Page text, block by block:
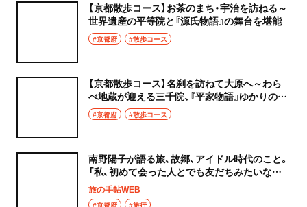
【京都散歩コース】お茶のまち・宇治を訪ねる～
世界遺産の平等院と『源氏物語』の舞台を堪能
#京都府 #散歩コース
【京都散歩コース】名刹を訪ねて大原へ～わら
べ地蔵が迎える三千院、『平家物語』ゆかりの寂
光院などが点在
#京都府 #散歩コース
南野陽子が語る旅、故郷、アイドル時代のこと。
「私、初めて会った人とでも友だちみたいな距
離感になっちゃう」
旅の手帖WEB
#京都府 #旅行